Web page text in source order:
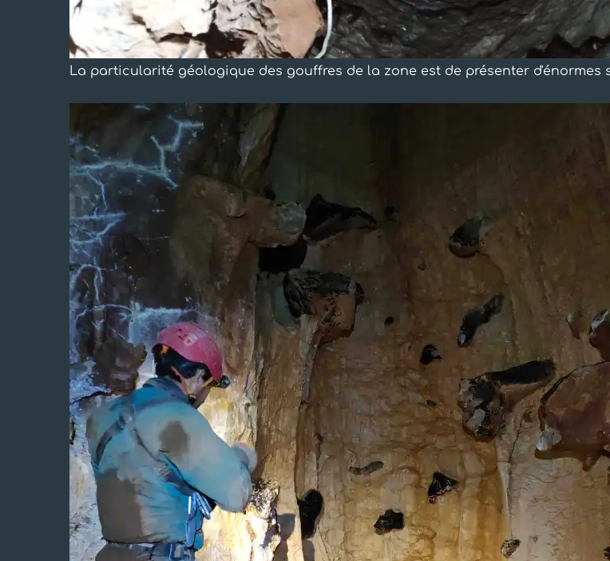
La particularité géologique des gouffres de la zone est de présenter d'énormes